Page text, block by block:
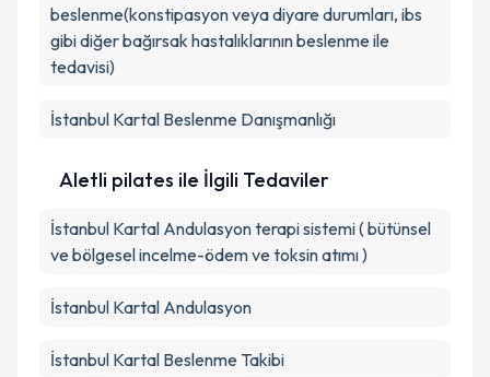
beslenme(konstipasyon veya diyare durumları, ibs
gibi diğer bağırsak hastalıklarının beslenme ile
tedavisi)
İstanbul Kartal Beslenme Danışmanlığı
Aletli pilates ile İlgili Tedaviler
İstanbul Kartal Andulasyon terapi sistemi ( bütünsel
ve bölgesel incelme-ödem ve toksin atımı )
İstanbul Kartal Andulasyon
İstanbul Kartal Beslenme Takibi